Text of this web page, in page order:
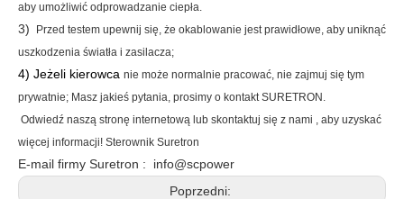
aby umożliwić odprowadzanie ciepła.
3)
Przed testem upewnij się, że okablowanie jest prawidłowe, aby uniknąć
uszkodzenia światła i zasilacza;
4) Jeżeli kierowca nie może normalnie pracować, nie zajmuj się tym
prywatnie; Masz jakieś pytania, prosimy o kontaktSURETRON .
Odwiedź naszą stronę internetową lub skontaktuj się z nami , aby uzyskać
więcej informacji! Sterownik Suretron
E-mail firmy Suretron : info@scpower
Poprzedni: